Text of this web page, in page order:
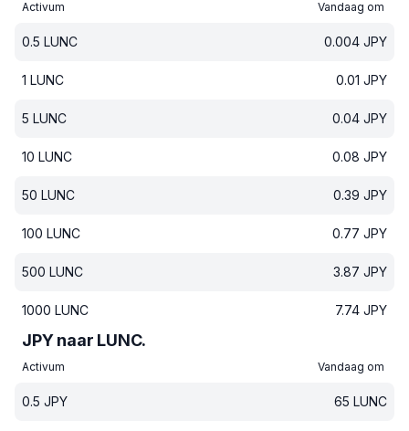
Activum Vandaag om
0.5 LUNC 0.004 JPY
1 LUNC 0.01 JPY
5 LUNC 0.04 JPY
10 LUNC 0.08 JPY
50 LUNC 0.39 JPY
100 LUNC 0.77 JPY
500 LUNC 3.87 JPY
1000 LUNC 7.74 JPY
JPY naar LUNC.
Activum Vandaag om
0.5 JPY 65 LUNC